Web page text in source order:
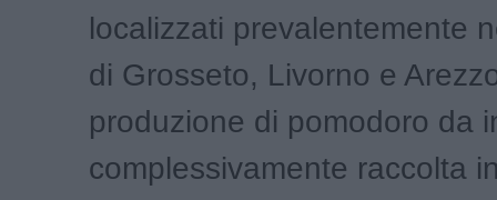
localizzati prevalentemente
di Grosseto, Livorno e
produzione di pomodoro da
complessivamente raccolta